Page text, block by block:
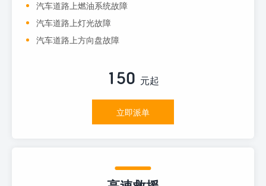
汽车道路上燃油系统故障
汽车道路上灯光故障
汽车道路上方向盘故障
150 元起
立即派单